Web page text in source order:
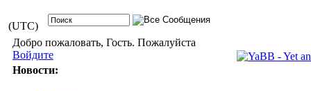
(UTC)
Добро пожаловать, Гость. Пожалуйста
Войдите
Новости: